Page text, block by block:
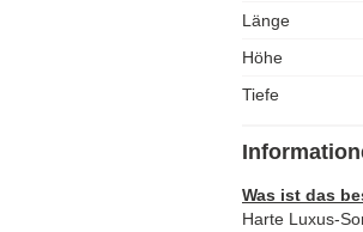
Länge
Höhe
Tiefe
Was ist das
Harte Luxus-